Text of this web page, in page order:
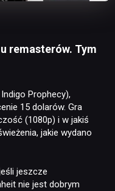
remasterów. Tym
Prophecy),
15 dolarów. Gra
(1080p) i w jakiś
jakie wydano
jeszcze
nie jest dobrym